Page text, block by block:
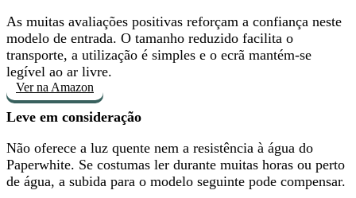
As muitas avaliações positivas reforçam a confiança neste
modelo de entrada. O tamanho reduzido facilita o
transporte, a utilização é simples e o ecrã mantém-se
legível ao ar livre.
Ver na Amazon
Leve em consideração
Não oferece a luz quente nem a resistência à água do
Paperwhite. Se costumas ler durante muitas horas ou perto
de água, a subida para o modelo seguinte pode compensar.